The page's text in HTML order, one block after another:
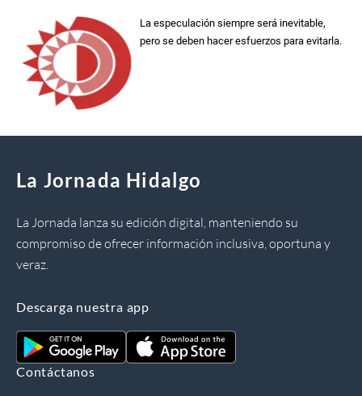
La especulación siempre será inevitable,
pero se deben hacer esfuerzos para evitarla.
La Jornada Hidalgo
La Jornada lanza su edición digital, manteniendo su
compromiso de ofrecer información inclusiva, oportuna y
veraz.
Descarga nuestra app
Contáctanos